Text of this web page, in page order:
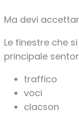
Ma devi
Le finestre che
principale
traffico
voci
clacson